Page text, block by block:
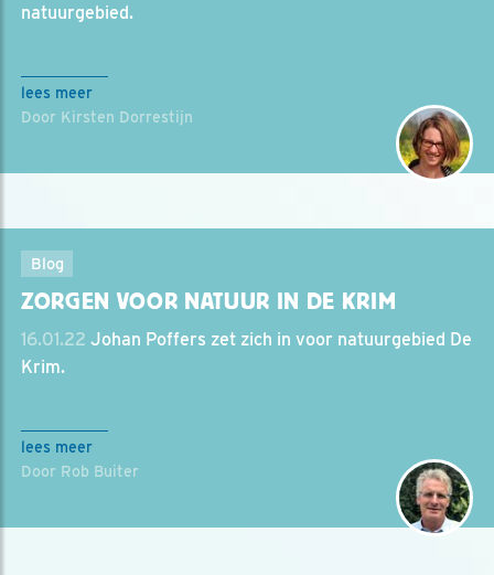
natuurgebied.
lees meer
Door Kirsten Dorrestijn
Blog
ZORGEN VOOR NATUUR IN DE KRIM
16.01.22 Johan Poffers zet zich in voor natuurgebied De
Krim.
lees meer
Door Rob Buiter